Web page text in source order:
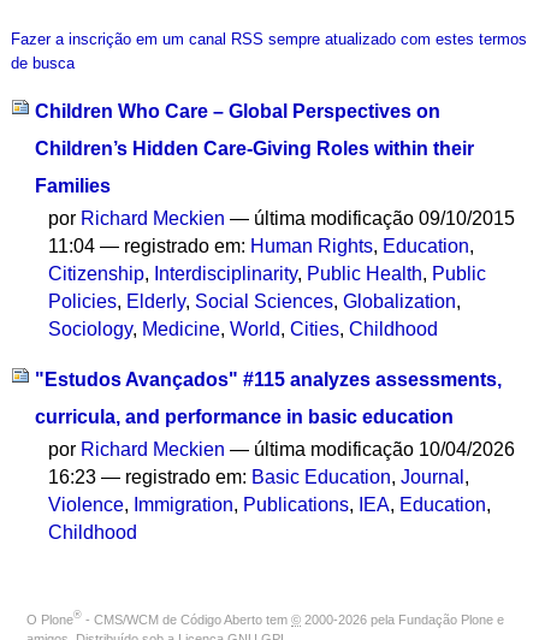
Fazer a inscrição em um canal RSS sempre atualizado com estes termos
de busca
Children Who Care – Global Perspectives on
Children’s Hidden Care-Giving Roles within their
Families
por Richard Meckien — última modificação 09/10/2015
11:04— registrado em: Human Rights, Education,
Citizenship, Interdisciplinarity, Public Health, Public
Policies, Elderly, Social Sciences,Globalization,
Sociology, Medicine,World,Cities,Childhood
"Estudos Avançados" #115 analyzes assessments,
curricula, and performance in basic education
por Richard Meckien — última modificação 10/04/2026
16:23— registrado em: Basic Education,Journal ,
Violence, Immigration, Publications, IEA, Education,
Childhood
O Plone® - CMS/WCM de Código Aberto tem © 2000-2026 pela Fundação Plone e